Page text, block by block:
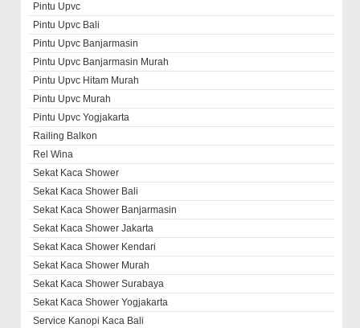
Pintu Upvc
Pintu Upvc Bali
Pintu Upvc Banjarmasin
Pintu Upvc Banjarmasin Murah
Pintu Upvc Hitam Murah
Pintu Upvc Murah
Pintu Upvc Yogjakarta
Railing Balkon
Rel Wina
Sekat Kaca Shower
Sekat Kaca Shower Bali
Sekat Kaca Shower Banjarmasin
Sekat Kaca Shower Jakarta
Sekat Kaca Shower Kendari
Sekat Kaca Shower Murah
Sekat Kaca Shower Surabaya
Sekat Kaca Shower Yogjakarta
Service Kanopi Kaca Bali